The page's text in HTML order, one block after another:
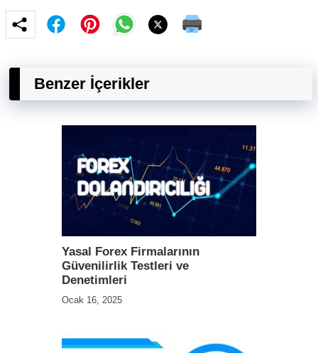
Benzer İçerikler
Yasal Forex Firmalarının
Güvenilirlik Testleri ve
Denetimleri
Ocak 16, 2025